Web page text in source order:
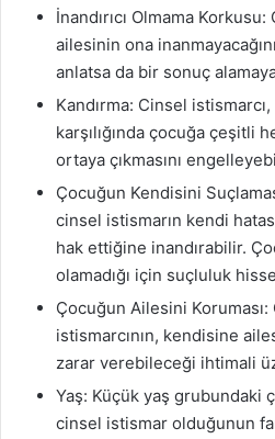
İnandırıcı Olmama
ailesinin ona
anlatsa da bir sonuç
Kandırma: Cinsel istismarcı,
karşılığında çocuğa çeşitli
ortaya çıkmasını
Çocuğun Kendisini
cinsel istismarın kendi
hak ettiğine inandırabilir.
olamadığı için suçluluk
Çocuğun Ailesini
istismarcının, kendisine
zarar verebileceği ihtimali
Yaş: Küçük yaş grubundaki
cinsel istismar olduğunun